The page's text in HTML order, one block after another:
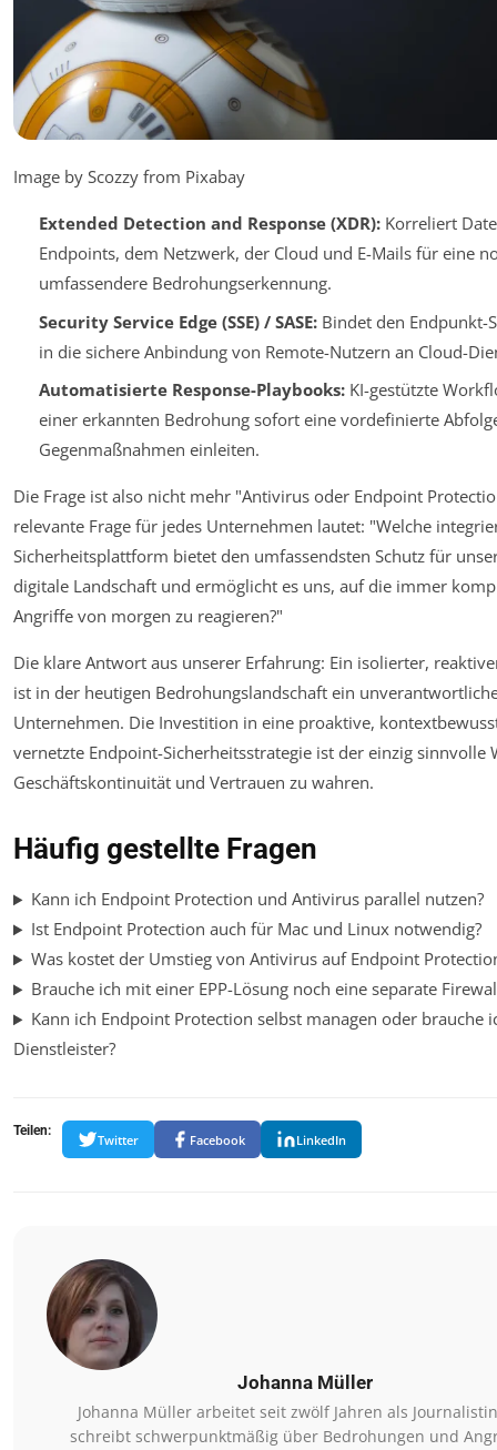
Image by Scozzy from Pixabay
Extended Detection and Response (XDR):Korreliert
Endpoints, dem Netzwerk, der Cloud und E-Mails für eine
umfassendere Bedrohungserkennung.
Security Service Edge (SSE) / SASE:Bindet den Endpunkt-
in die sichere Anbindung von Remote-Nutzern an Cloud-
Automatisierte Response-Playbooks:KI-gestützte
einer erkannten Bedrohung sofort eine vordefinierte
Gegenmaßnahmen einleiten.
Die Frage ist also nicht mehr "Antivirus oder Endpoint
relevante Frage für jedes Unternehmen lautet: "Welche
Sicherheitsplattform bietet den umfassendsten Schutz für
digitale Landschaft und ermöglicht es uns, auf die immer
Angriffe von morgen zu reagieren?"
Die klare Antwort aus unserer Erfahrung: Ein isolierter,
ist in der heutigen Bedrohungslandschaft ein
Unternehmen. Die Investition in eine proaktive,
vernetzte Endpoint-Sicherheitsstrategie ist der einzig sinnvolle
Geschäftskontinuität und Vertrauen zu wahren.
Häufig gestellte Fragen
Kann ich Endpoint Protection und Antivirus parallel nutzen?
Ist Endpoint Protection auch für Mac und Linux notwendig?
Was kostet der Umstieg von Antivirus auf Endpoint
Brauche ich mit einer EPP-Lösung noch eine separate
Kann ich Endpoint Protection selbst managen oder brauche
Dienstleister?
Teilen:
Twitter Facebook LinkedIn
Johanna Müller
Johanna Müller arbeitet seit zwölf Jahren als
schreibt schwerpunktmäßig über Bedrohungen und